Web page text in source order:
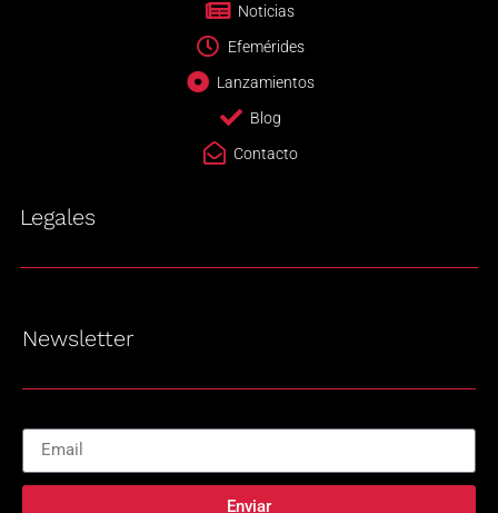
Noticias
Efemérides
Lanzamientos
Blog
Contacto
Legales
Newsletter
Enviar